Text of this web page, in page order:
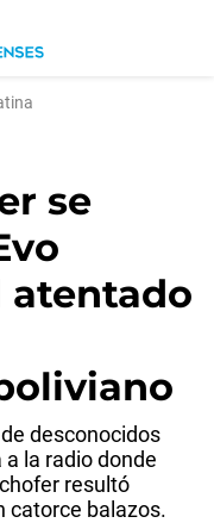
se
atentado
desconocidos
la radio donde
resultó
catorce balazos.